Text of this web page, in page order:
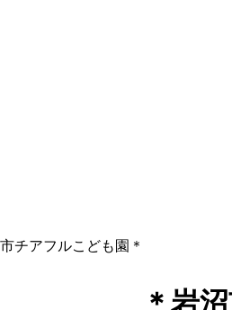
フルこども園＊
＊岩沼市チ